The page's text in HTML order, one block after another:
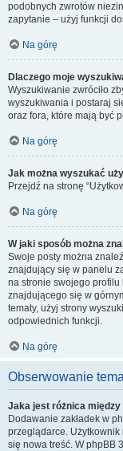
podobnych zwrotów
zapytanie – użyj funkcji
Na górę
Dlaczego moje
Wyszukiwanie zwróciło
wyszukiwania i postaraj
oraz fora, które mają być
Na górę
Jak można wyszukać
Przejdź na stronę
Na górę
W jaki sposób można
Swoje posty można
znajdujący się w panelu
na stronie swojego profilu
znajdującego się w
tematy, użyj strony
odpowiednich funkcji.
Na górę
Obserwowanie
Jaka jest różnica między
Dodawanie zakładek w
przeglądarce.
się nowa treść. W phpBB